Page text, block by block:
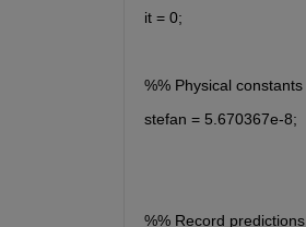
it = 0;
%% Physical constants
stefan = 5.670367e-8;
%% Record predictions